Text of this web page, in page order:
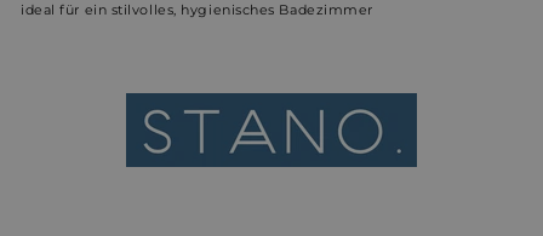
ideal für ein stilvolles, hygienisches Badezimmer